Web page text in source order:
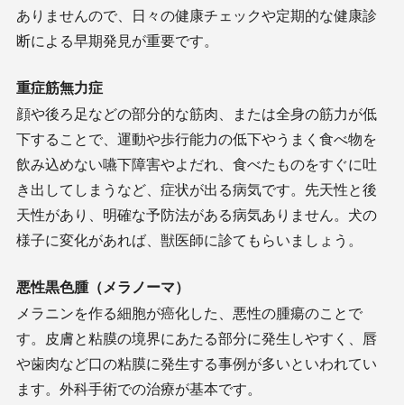
ありませんので、日々の健康チェックや定期的な健康診
断による早期発見が重要です。
重症筋無力症
顔や後ろ足などの部分的な筋肉、または全身の筋力が低
下することで、運動や歩行能力の低下やうまく食べ物を
飲み込めない嚥下障害やよだれ、食べたものをすぐに吐
き出してしまうなど、症状が出る病気です。先天性と後
天性があり、明確な予防法がある病気ありません。犬の
様子に変化があれば、獣医師に診てもらいましょう。
悪性黒色腫（メラノーマ）
メラニンを作る細胞が癌化した、悪性の腫瘍のことで
す。皮膚と粘膜の境界にあたる部分に発生しやすく、唇
や歯肉など口の粘膜に発生する事例が多いといわれてい
ます。外科手術での治療が基本です。